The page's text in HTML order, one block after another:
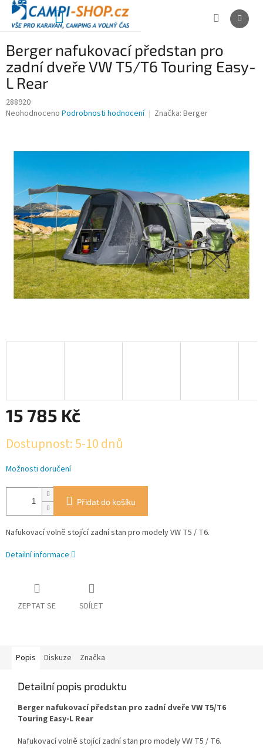
Přejít
obsah
NÁKUPNÍ
Berger nafukovací předstan pro
zadní dveře VW T5/T6 Touring Easy-
L Rear
288920
Průměrné
hvězdiček.
Neohodnoceno Podrobnosti hodnocení Značka: Berger
15 785 Kč
cena:
Dostupnost: 5-10 dnů
Možnosti doručení
Přidat do košíku
Nafukovací volně stojící zadní stan pro modely VW T5 / T6.
Detailní informace
ZEPTAT SE SDÍLET
Popis Diskuze Značka
Detailní popis produktu
Berger nafukovací předstan pro zadní dveře VW T5/T6
Touring Easy-L Rear
Nafukovací volně stojící zadní stan pro modely VW T5 / T6.